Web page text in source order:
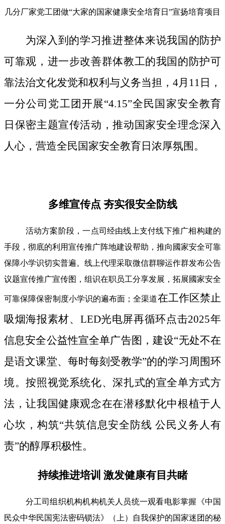
几分厂家党工团做“大家的国家健康安全培育日”宣扬培育项目
为深入到的学习推进整体来说我国的防护
可靠观，进一步改善群体教工的我国的防护可
靠法治文化发觉和权利与义务当担，4月11日，
一分公司党工团开展“4.15”全民国家安全教育
日保密主题宣传活动，推动国家安全理念深入
人心，营造全民国家安全教育日浓厚氛围。
多维宣传点 夯实很安全防线
活动方案阶段，一点司经由线上支付线下推广相构建的
手段，彻底的利用宣传推广阵地建设帮助，推向國家安全可靠
保障小学识切实普遍。线上代理采取微信群聊运作群发布公告
议题宣传推广宣传图，组识在职员工分享发展，拓展國家安全
可靠保障保密制度小学识的遍布面；全渠道在工作区禁止
吸烟海报素材、LED光电屏再循环点击2025年
信息安全公益性宣全单广告图，建设“无处不在
是语文课堂、每时每刻受教学”的的学习周围环
境。按照视觉系统化、深扎式的宣全单方式方
法，让我国健康观念在在潜移默化中根植于人
心坎，构筑“共筑信息安全防线 公民义务人有
责”的醇厚积极性。
持续推进培训 激发健康有目共睹
分工司组织机构机构机关人员统一观看电影掌握《中国
民众中华民国宪法密码锁法》（上）自我保护的国家迷团的秘